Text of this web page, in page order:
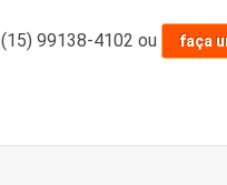
(15) 99138-4102 ou faça